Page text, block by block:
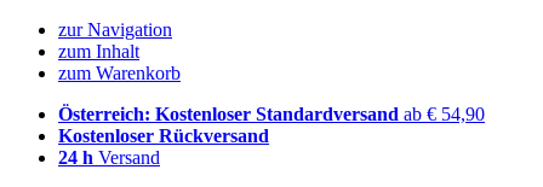
zur Navigation
zum Inhalt
zum Warenkorb
Österreich: Kostenloser Standardversand ab € 54,90
Kostenloser Rückversand
24 h Versand